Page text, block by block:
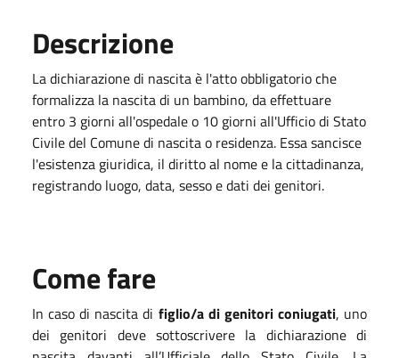
Descrizione
La dichiarazione di nascita è l'atto obbligatorio che
formalizza la nascita di un bambino, da effettuare
entro 3 giorni all'ospedale o 10 giorni all'Ufficio di Stato
Civile del Comune di nascita o residenza. Essa sancisce
l'esistenza giuridica, il diritto al nome e la cittadinanza,
registrando luogo, data, sesso e dati dei genitori.
Come fare
In caso di nascita di figlio/a di genitori coniugati, uno
dei genitori deve sottoscrivere la dichiarazione di